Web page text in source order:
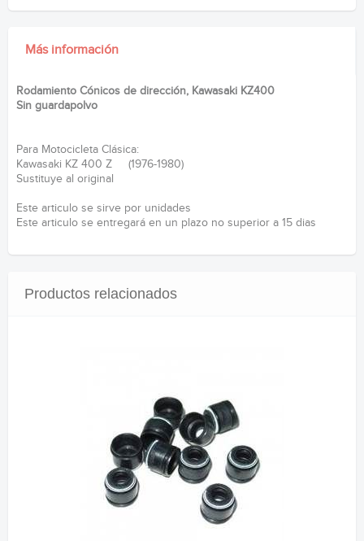
Más información
Rodamiento Cónicos de dirección, Kawasaki KZ400
Sin guardapolvo
Para Motocicleta Clásica:
Kawasaki KZ 400 Z (1976-1980)
Sustituye al original
Este articulo se sirve por unidades
Este articulo se entregará en un plazo no superior a 15 dias
Productos relacionados